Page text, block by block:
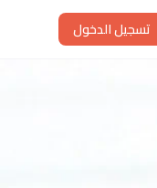
تسجيل الدخول